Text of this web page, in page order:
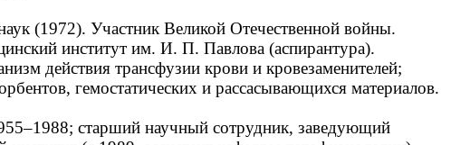
(1972). Участник Великой Отечественной войны.
институт им. И. П. Павлова (аспирантура).
действия трансфузии крови и кровезаменителей;
гемостатических и рассасывающихся материалов.
старший научный сотрудник, заведующий